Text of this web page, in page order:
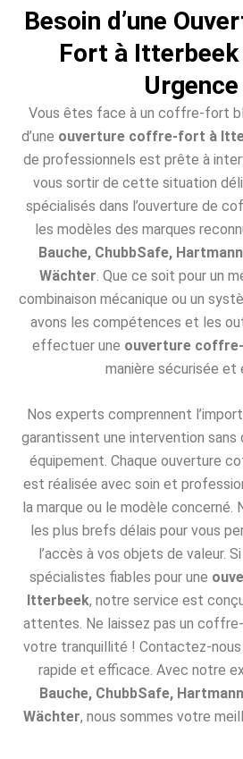
Besoin d’une
Fort à Itterbeek
Urgence
Vous êtes face à un coffre-fort
d’une ouverture coffre-fort à
de professionnels est prête à
vous sortir de cette situation
spécialisés dans l’ouverture de
les modèles des marques
Bauche, ChubbSafe,
Wächter . Que ce soit pour un
combinaison mécanique ou un
avons les compétences et les
effectuer une ouverture
manière sécurisée et
Nos experts comprennent
garantissent une intervention sans
équipement. Chaque ouverture
est réalisée avec soin et
la marque ou le modèle concerné.
les plus brefs délais pour vous
l’accès à vos objets de valeur.
spécialistes fiables pour une
Itterbeek, notre service est
attentes. Ne laissez pas un
votre tranquillité ! Contactez-
rapide et efficace. Avec notre
Bauche, ChubbSafe,
Wächter, nous sommes votre